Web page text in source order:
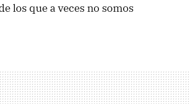
los que a veces no somos